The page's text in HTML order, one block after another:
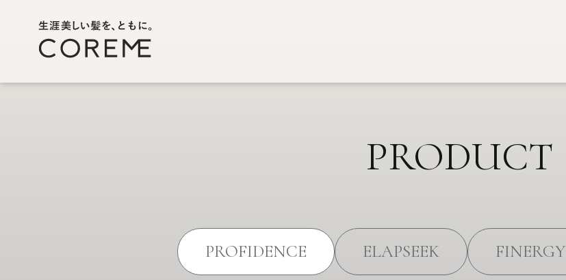
PRODUCT
PROFIDENCE ELAPSEEK FINERGY